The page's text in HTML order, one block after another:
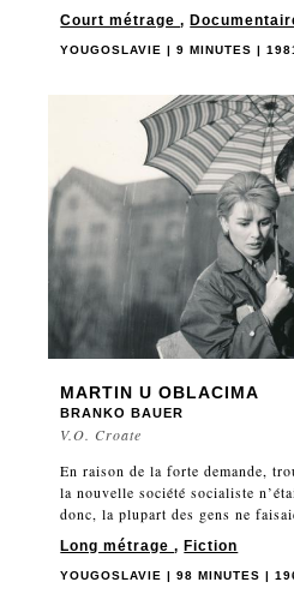
Court métrage,
YOUGOSLAVIE | 9 MINUTES |
MARTIN U OBLACIMA
BRANKO BAUER
V.O. Croate
En raison de la forte demande,
la nouvelle société socialiste
donc, la plupart des gens ne
Long métrage,Fiction
YOUGOSLAVIE | 98 MINUTES |